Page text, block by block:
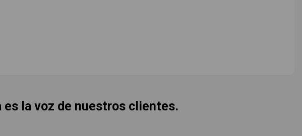
es la voz de nuestros clientes.